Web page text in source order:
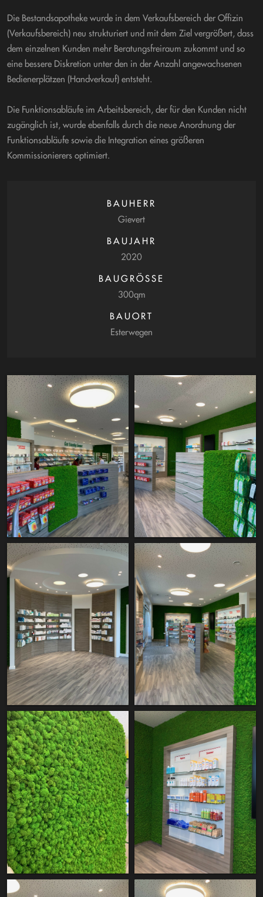
Die Bestandsapotheke wurde in dem Verkaufsbereich der Offizin
(Verkaufsbereich) neu strukturiert und mit dem Ziel vergrößert, dass
dem einzelnen Kunden mehr Beratungsfreiraum zukommt und so
eine bessere Diskretion unter den in der Anzahl angewachsenen
Bedienerplätzen (Handverkauf) entsteht.
Die Funktionsabläufe im Arbeitsbereich, der für den Kunden nicht
zugänglich ist, wurde ebenfalls durch die neue Anordnung der
Funktionsabläufe sowie die Integration eines größeren
Kommissionierers optimiert.
BAUHERR
Gievert
BAUJAHR
2020
BAUGRÖSSE
300qm
BAUORT
Esterwegen